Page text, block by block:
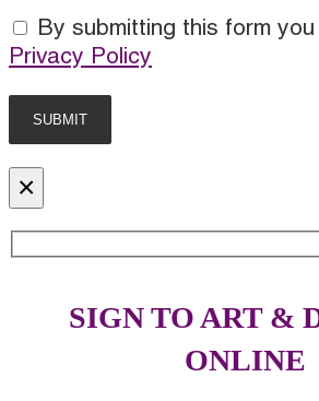
By submitting this form
Privacy Policy
×
SIGN TO ART &
ONLINE